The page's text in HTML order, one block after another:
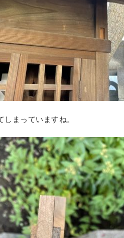
まっていますね。